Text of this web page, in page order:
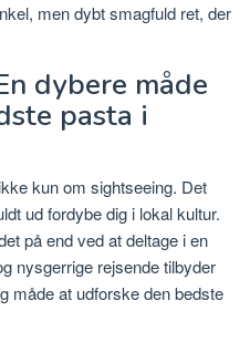
men dybt smagfuld ret, der
dybere måde
pasta i
kun om sightseeing. Det
ud fordybe dig i lokal kultur.
på end ved at deltage i en
nysgerrige rejsende tilbyder
måde at udforske den bedste